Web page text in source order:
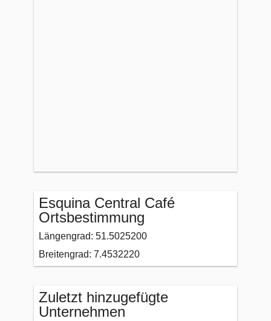
Esquina Central Café
Ortsbestimmung
Längengrad: 51.5025200
Breitengrad: 7.4532220
Zuletzt hinzugefügte
Unternehmen